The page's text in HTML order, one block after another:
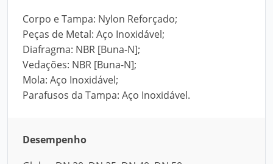
Corpo e Tampa: Nylon Reforçado;
Peças de Metal: Aço Inoxidável;
Diafragma: NBR [Buna-N];
Vedações: NBR [Buna-N];
Mola: Aço Inoxidável;
Parafusos da Tampa: Aço Inoxidável.
Desempenho